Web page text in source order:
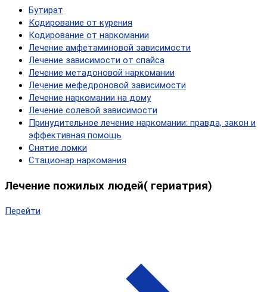
Бутират
Кодирование от курения
Кодирование от наркомании
Лечение амфетаминовой зависимости
Лечение зависимости от спайса
Лечение метадоновой наркомании
Лечение мефедроновой зависимости
Лечение наркомании на дому
Лечение солевой зависимости
Принудительное лечение наркомании: правда, закон и
эффективная помощь
Снятие ломки
Стационар наркомания
Лечение пожилых людей( гериатрия)
Перейти